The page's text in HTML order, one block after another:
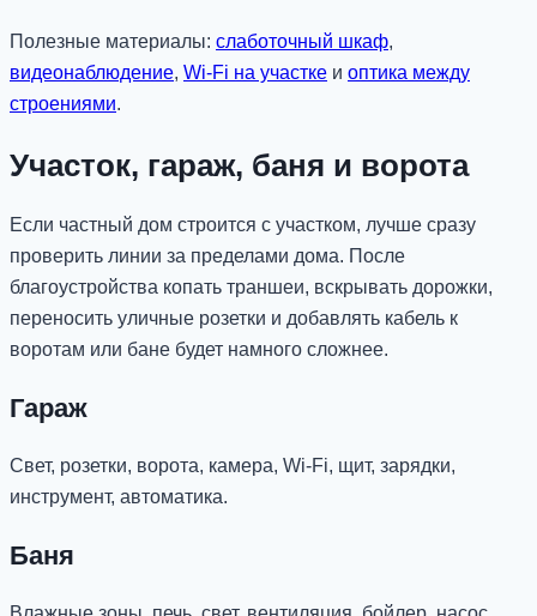
Полезные материалы: слаботочный шкаф,
видеонаблюдение, Wi-Fi на участке и оптика между
строениями.
Участок, гараж, баня и ворота
Если частный дом строится с участком, лучше сразу
проверить линии за пределами дома. После
благоустройства копать траншеи, вскрывать дорожки,
переносить уличные розетки и добавлять кабель к
воротам или бане будет намного сложнее.
Гараж
Свет, розетки, ворота, камера, Wi-Fi, щит, зарядки,
инструмент, автоматика.
Баня